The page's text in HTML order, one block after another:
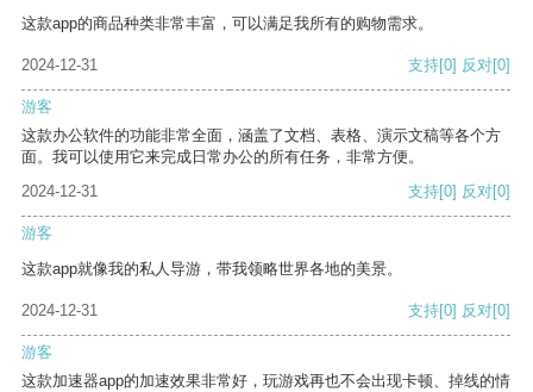
这款app的商品种类非常丰富，可以满足我所有的购物需求。
2024-12-31 支持[0] 反对[0]
游客
这款办公软件的功能非常全面，涵盖了文档、表格、演示文稿等各个方
面。我可以使用它来完成日常办公的所有任务，非常方便。
2024-12-31
支持[0] 反对[0]
游客
这款app就像我的私人导游，带我领略世界各地的美景。
2024-12-31 支持[0] 反对[0]
游客
这款加速器app的加速效果非常好，玩游戏再也不会出现卡顿、掉线的情